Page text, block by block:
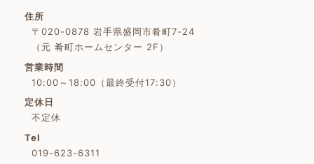
住所
〒020-0878 岩手県盛岡市肴町7-24
（元 肴町ホームセンター 2F）
営業時間
10:00～18:00（最終受付17:30）
定休日
不定休
Tel
019-623-6311